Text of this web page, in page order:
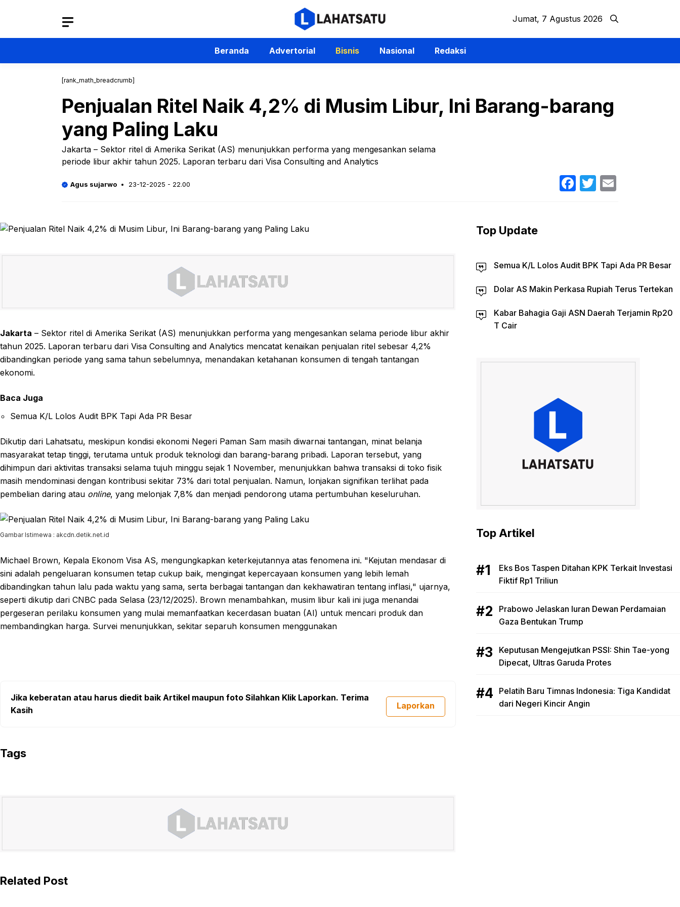
Jumat, 7 Agustus 2026
Beranda Advertorial Bisnis Nasional Redaksi
[rank_math_breadcrumb]
Penjualan Ritel Naik 4,2% di Musim Libur, Ini Barang-barang
yang Paling Laku
Jakarta – Sektor ritel di Amerika Serikat (AS) menunjukkan performa yang mengesankan selama
periode libur akhir tahun 2025. Laporan terbaru dari Visa Consulting and Analytics
Agus sujarwo 23-12-2025 - 22.00 Facebook
Twitter
Jakarta – Sektor ritel di Amerika Serikat (AS) menunjukkan performa yang mengesankan selama periode libur akhir
tahun 2025. Laporan terbaru dari Visa Consulting and Analytics mencatat kenaikan penjualan ritel sebesar 4,2%
dibandingkan periode yang sama tahun sebelumnya, menandakan ketahanan konsumen di tengah tantangan
ekonomi.
Baca Juga
Semua K/L Lolos Audit BPK Tapi Ada PR Besar
Dikutip dari Lahatsatu, meskipun kondisi ekonomi Negeri Paman Sam masih diwarnai tantangan, minat belanja
masyarakat tetap tinggi, terutama untuk produk teknologi dan barang-barang pribadi. Laporan tersebut, yang
dihimpun dari aktivitas transaksi selama tujuh minggu sejak 1 November, menunjukkan bahwa transaksi di toko fisik
masih mendominasi dengan kontribusi sekitar 73% dari total penjualan. Namun, lonjakan signifikan terlihat pada
pembelian daring atau online, yang melonjak 7,8% dan menjadi pendorong utama pertumbuhan keseluruhan.
Gambar Istimewa : akcdn.detik.net.id
Michael Brown, Kepala Ekonom Visa AS, mengungkapkan keterkejutannya atas fenomena ini. "Kejutan mendasar di
sini adalah pengeluaran konsumen tetap cukup baik, mengingat kepercayaan konsumen yang lebih lemah
dibandingkan tahun lalu pada waktu yang sama, serta berbagai tantangan dan kekhawatiran tentang inflasi," ujarnya,
seperti dikutip dari CNBC pada Selasa (23/12/2025). Brown menambahkan, musim libur kali ini juga menandai
pergeseran perilaku konsumen yang mulai memanfaatkan kecerdasan buatan (AI) untuk mencari produk dan
membandingkan harga. Survei menunjukkan, sekitar separuh konsumen menggunakan
Jika keberatan atau harus diedit baik Artikel maupun foto Silahkan Klik Laporkan. Terima
Kasih
Laporkan
Tags
Related Post
Top Update
Semua K/L Lolos Audit BPK Tapi Ada PR Besar
Dolar AS Makin Perkasa Rupiah Terus Tertekan
Kabar Bahagia Gaji ASN Daerah Terjamin Rp20
T Cair
Top Artikel
Eks Bos Taspen Ditahan KPK Terkait Investasi
Fiktif Rp1 Triliun
Prabowo Jelaskan Iuran Dewan Perdamaian
Gaza Bentukan Trump
Keputusan Mengejutkan PSSI: Shin Tae-yong
Dipecat, Ultras Garuda Protes
Pelatih Baru Timnas Indonesia: Tiga Kandidat
dari Negeri Kincir Angin